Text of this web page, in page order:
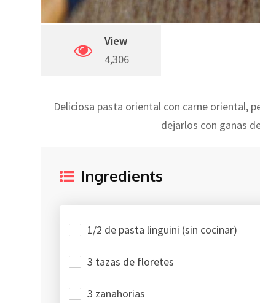
View
4,306
Deliciosa pasta oriental con carne oriental,
dejarlos con ganas
Ingredients
1/2 de pasta linguini (sin cocinar)
3 tazas de floretes
3 zanahorias